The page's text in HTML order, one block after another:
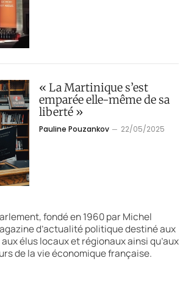
« La Martinique s’est
emparée elle-même de sa
liberté »
Pauline Pouzankov 22/05/2025
fondé en 1960 par Michel
d’actualité politique destiné aux
élus locaux et régionaux ainsi qu’aux
de la vie économique française.